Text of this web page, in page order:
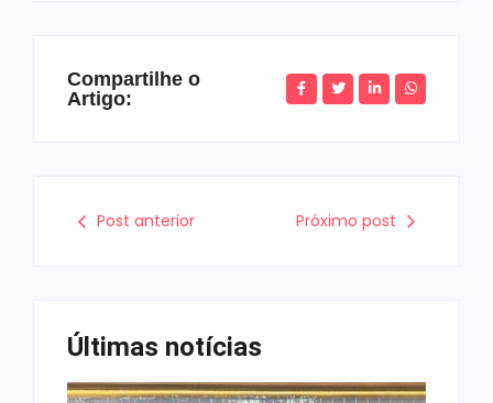
Compartilhe o
Artigo:
Post anterior Próximo post
Últimas notícias